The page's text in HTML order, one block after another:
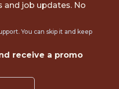
and job updates. No
You can skip it and keep
receive a promo